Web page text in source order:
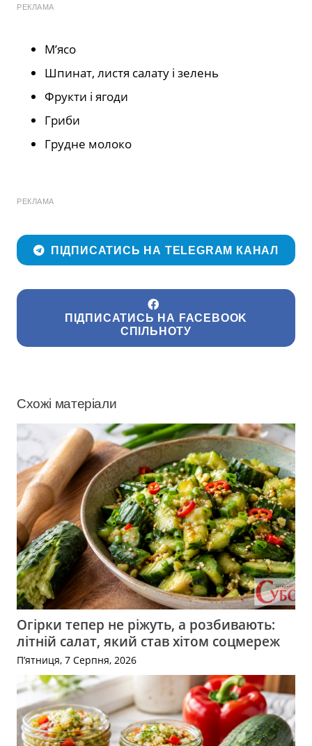
РЕКЛАМА
М’ясо
Шпинат, листя салату і зелень
Фрукти і ягоди
Гриби
Грудне молоко
РЕКЛАМА
ПІДПИСАТИСЬ НА TELEGRAM КАНАЛ
ПІДПИСАТИСЬ НА FACEBOOK
СПІЛЬНОТУ
Схожі матеріали
Огірки тепер не ріжуть, а розбивають:
літній салат, який став хітом соцмереж
П’ятниця, 7 Серпня, 2026